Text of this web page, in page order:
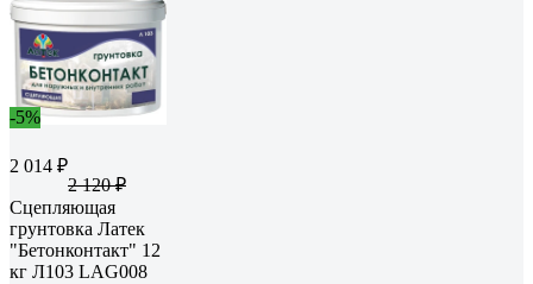
-5%
2 014 ₽
2 120 ₽
Сцепляющая
грунтовка Латек
"Бетонконтакт" 12
кг Л103 LAG008